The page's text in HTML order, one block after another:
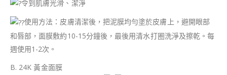
令到肌膚光滑、潔淨
使用方法：皮膚清潔後，把泥膜均勻塗於皮膚上，避開眼部
和唇部，面膜敷約10-15分鐘後，最後用清水打圈洗淨及擦乾。每
週使用1-2次。
B. 24K 黃金面膜